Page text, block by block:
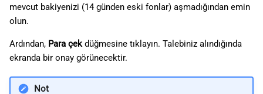
mevcut bakiyenizi (14 günden eski fonlar) aşmadığından emin
olun.
Ardından, Para çekdüğmesine tıklayın. Talebiniz alındığında
ekranda bir onay görünecektir.
Not